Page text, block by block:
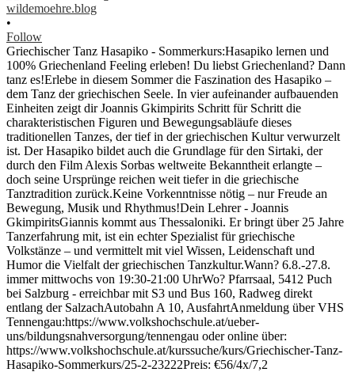
wildemoehre.blog
•
Follow
Griechischer Tanz Hasapiko - Sommerkurs:Hasapiko lernen und
100% Griechenland Feeling erleben! Du liebst Griechenland? Dann
tanz es!Erlebe in diesem Sommer die Faszination des Hasapiko –
dem Tanz der griechischen Seele. In vier aufeinander aufbauenden
Einheiten zeigt dir Joannis Gkimpirits Schritt für Schritt die
charakteristischen Figuren und Bewegungsabläufe dieses
traditionellen Tanzes, der tief in der griechischen Kultur verwurzelt
ist. Der Hasapiko bildet auch die Grundlage für den Sirtaki, der
durch den Film Alexis Sorbas weltweite Bekanntheit erlangte –
doch seine Ursprünge reichen weit tiefer in die griechische
Tanztradition zurück.Keine Vorkenntnisse nötig – nur Freude an
Bewegung, Musik und Rhythmus!Dein Lehrer - Joannis
GkimpiritsGiannis kommt aus Thessaloniki. Er bringt über 25 Jahre
Tanzerfahrung mit, ist ein echter Spezialist für griechische
Volkstänze – und vermittelt mit viel Wissen, Leidenschaft und
Humor die Vielfalt der griechischen Tanzkultur.Wann? 6.8.-27.8.
immer mittwochs von 19:30-21:00 UhrWo? Pfarrsaal, 5412 Puch
bei Salzburg - erreichbar mit S3 und Bus 160, Radweg direkt
entlang der SalzachAutobahn A 10, AusfahrtAnmeldung über VHS
Tennengau:https://www.volkshochschule.at/ueber-
uns/bildungsnahversorgung/tennengau oder online über:
https://www.volkshochschule.at/kurssuche/kurs/Griechischer-Tanz-
Hasapiko-Sommerkurs/25-2-23222Preis: €56/4x/7,2